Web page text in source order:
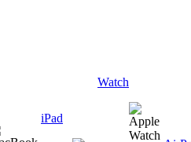
iPad
Watch